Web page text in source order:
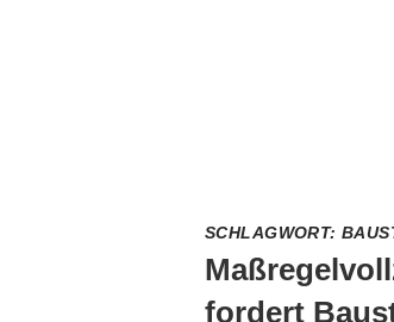
SCHLAGWORT:
fordert